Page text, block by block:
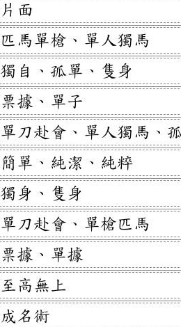
片面
匹馬單槍、單人獨馬
獨自、孤單、隻身
票據、單子
單刀赴會、單人獨馬、
簡單、純潔、純粹
獨身、隻身
單刀赴會、單槍匹馬
票據、單據
至高無上
成名術